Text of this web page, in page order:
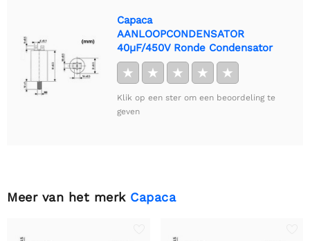
Capaca
AANLOOPCONDENSATOR
40µF/450V Ronde Condensator
★ ★ ★ ★ ★
Klik op een ster om een beoordeling te
geven
Meer van het merk Capaca